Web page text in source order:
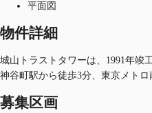
平面図
物件詳細
城山トラストタワーは、1991年竣
神谷町駅から徒歩3分、東京メト
募集区画